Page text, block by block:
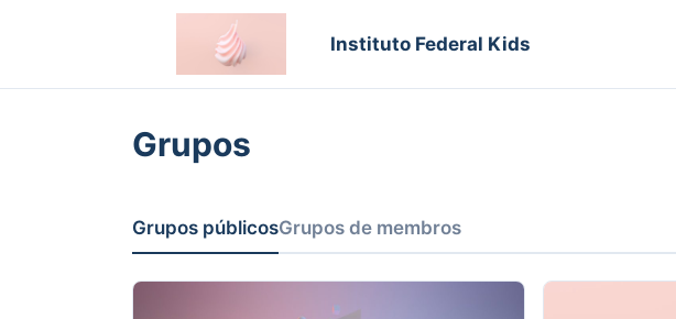
Instituto Federal Kids
Grupos
Grupos públicosGrupos de membros